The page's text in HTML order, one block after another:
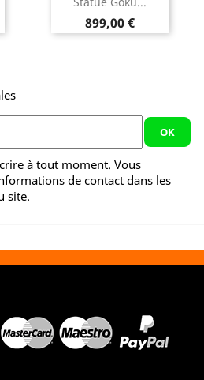
Prix
899,00 €
à tout moment. Vous
de contact dans les
site.